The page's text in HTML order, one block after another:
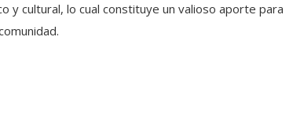
cultural, lo cual constituye un valioso aporte para